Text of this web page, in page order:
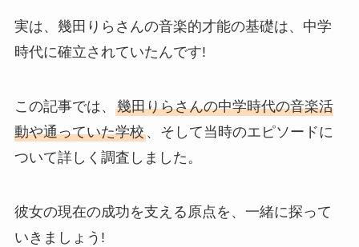
実は、幾田りらさんの音楽的才能の基礎は、中学
時代に確立されていたんです!
この記事では、 幾田りらさんの中学時代の音楽活
動や通っていた学校、そして当時のエピソードに
ついて詳しく調査しました。
彼女の現在の成功を支える原点を、一緒に探って
いきましょう!